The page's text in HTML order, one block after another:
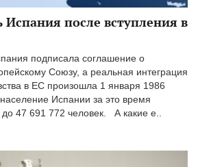
Испания после вступления в
подписала соглашение о
Союзу, а реальная интеграция
в ЕС произошла 1 января 1986
Испании за это время
47 691 772 человек. А какие е..